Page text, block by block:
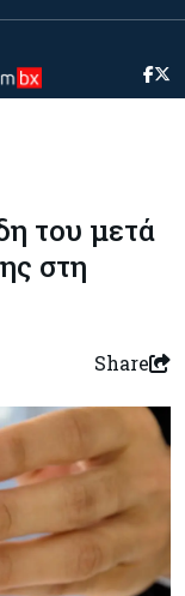
του μετά
στη
Share